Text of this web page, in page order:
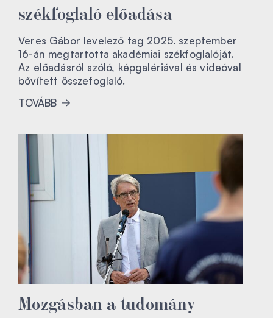
székfoglaló előadása
Veres Gábor levelező tag 2025. szeptember
16-án megtartotta akadémiai székfoglalóját.
Az előadásról szóló, képgalériával és videóval
bővített összefoglaló.
TOVÁBB
Mozgásban a tudomány –